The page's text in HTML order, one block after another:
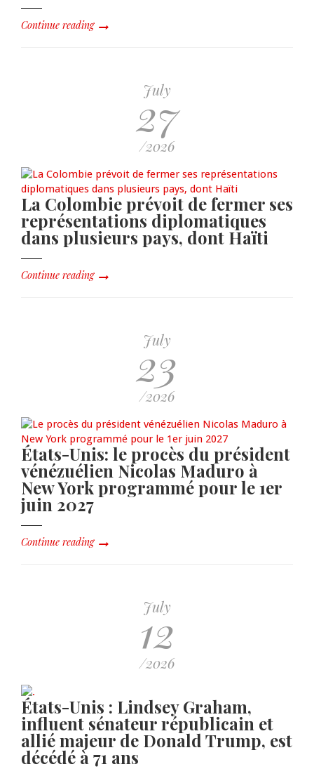
Continue reading
July
27
/2026
La Colombie prévoit de fermer ses
représentations diplomatiques
dans plusieurs pays, dont Haïti
Continue reading
July
23
/2026
États-Unis: le procès du président
vénézuélien Nicolas Maduro à
New York programmé pour le 1er
juin 2027
Continue reading
July
12
/2026
États-Unis : Lindsey Graham,
influent sénateur républicain et
allié majeur de Donald Trump, est
décédé à 71 ans